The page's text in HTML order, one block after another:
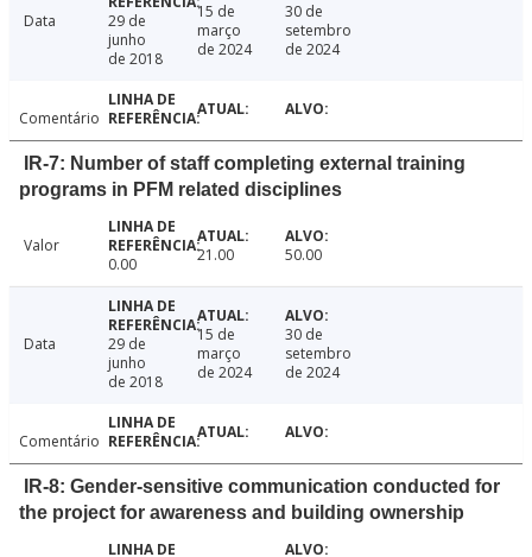
Data
29 de
junho
de 2018
15 de
março
de 2024
30 de
setembro
de 2024
Comentário
IR-7: Number of staff completing external training
programs in PFM related disciplines
Valor
0.00
21.00 50.00
Data
29 de
junho
de 2018
15 de
março
de 2024
30 de
setembro
de 2024
Comentário
IR-8: Gender-sensitive communication conducted for
the project for awareness and building ownership